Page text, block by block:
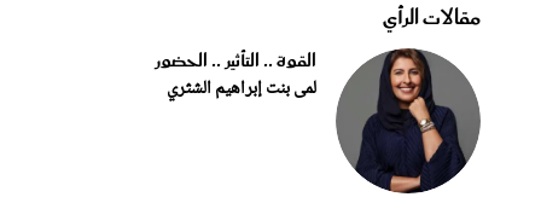
مقالات الرأي
القوة .. التأثير .. الحضور
لمى بنت إبراهيم الشثري